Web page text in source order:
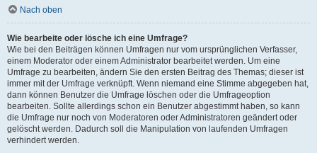
Nach oben
Wie bearbeite oder lösche ich eine Umfrage?
Wie bei den Beiträgen können Umfragen nur vom ursprünglichen Verfasser,
einem Moderator oder einem Administrator bearbeitet werden. Um eine
Umfrage zu bearbeiten, ändern Sie den ersten Beitrag des Themas; dieser ist
immer mit der Umfrage verknüpft. Wenn niemand eine Stimme abgegeben hat,
dann können Benutzer die Umfrage löschen oder die Umfrageoption
bearbeiten. Sollte allerdings schon ein Benutzer abgestimmt haben, so kann
die Umfrage nur noch von Moderatoren oder Administratoren geändert oder
gelöscht werden. Dadurch soll die Manipulation von laufenden Umfragen
verhindert werden.